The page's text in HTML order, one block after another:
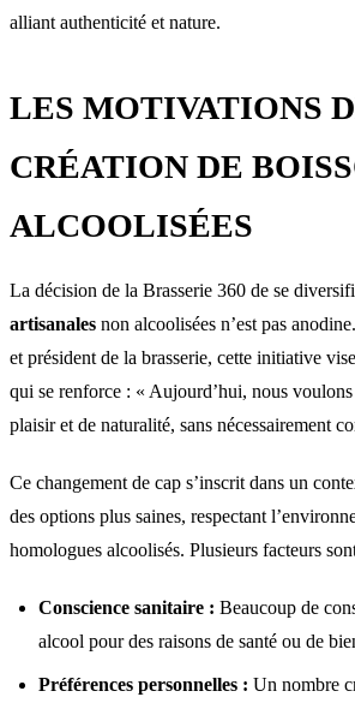
alliant authenticité et nature.
LES MOTIVATIONS
CRÉATION DE
ALCOOLISÉES
La décision de la Brasserie 360 de se
artisanales non alcoolisées n’est pas
et président de la brasserie, cette initiative
qui se renforce : « Aujourd’hui, nous
plaisir et de naturalité, sans nécessairement
Ce changement de cap s’inscrit dans un
des options plus saines, respectant
homologues alcoolisés. Plusieurs facteurs
Conscience sanitaire : Beaucoup de
alcool pour des raisons de santé ou de
Préférences personnelles : Un nombre